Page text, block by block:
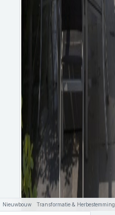
Nieuwbouw Transformatie & Herbestemming